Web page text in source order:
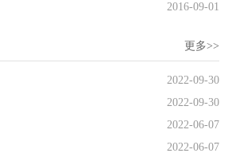
2016-09-01
更多>>
2022-09-30
2022-09-30
2022-06-07
2022-06-07